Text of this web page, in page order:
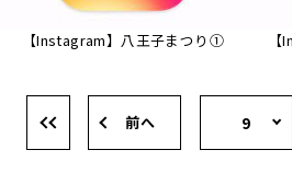
【Instagram】八王子まつり①
前へ 9